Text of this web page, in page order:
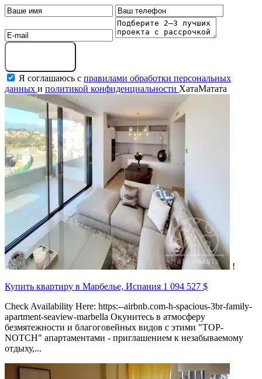
Я соглашаюсь с правилами обработки персональных
данных и политикой конфиденциальности ХатаМатата
!
Купить квартиру в Марбелье, Испания 1 094 527 $
Check Availability Here: https:--airbnb.com-h-spacious-3br-family-
apartment-seaview-marbella Окунитесь в атмосферу
безмятежности и благоговейных видов с этими "TOP-
NOTCH" апартаментами - приглашением к незабываемому
отдыху,...